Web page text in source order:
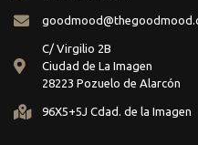
C/ Virgilio 2B
Ciudad de La Imagen
28223 Pozuelo de Alarcón
96X5+5J Cdad. de la Imagen